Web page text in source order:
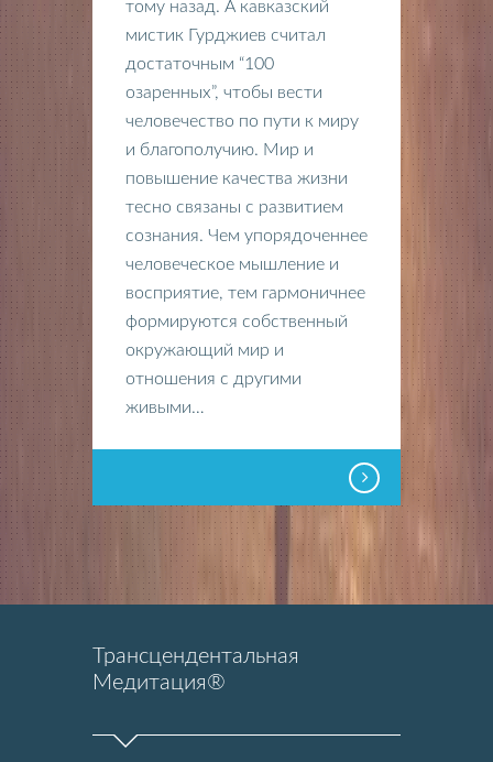
тому назад. А кавказский
мистик Гурджиев считал
достаточным “100
озаренных”, чтобы вести
человечество по пути к миру
и благополучию. Мир и
повышение качества жизни
тесно связаны с развитием
сознания. Чем упорядоченнее
человеческое мышление и
восприятие, тем гармоничнее
формируются собственный
окружающий мир и
отношения с другими
живыми…
Трансцендентальная
Медитация®